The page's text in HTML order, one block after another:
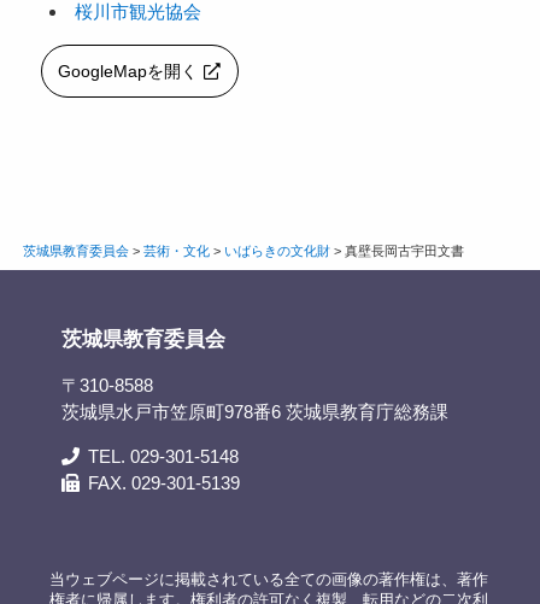
桜川市観光協会
GoogleMapを開く
茨城県教育委員会> 芸術・文化> いばらきの文化財> 真壁長岡古宇田文書
茨城県教育委員会
〒310-8588
茨城県水戸市笠原町978番6 茨城県教育庁総務課
TEL. 029-301-5148
FAX. 029-301-5139
当ウェブページに掲載されている全ての画像の著作権は、著作
権者に帰属します。権利者の許可なく複製、転用などの二次利